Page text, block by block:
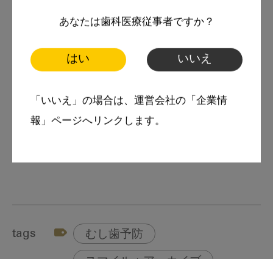
あなたは歯科医療従事者ですか？
はい いいえ
「いいえ」の場合は、運営会社の「企業情
報」ページへリンクします。
著書に『父母ヶ浜2000日』（近著）をはじめ
もDHも!歯科医院で患者さんにしっかり説明で
tags むし歯予防